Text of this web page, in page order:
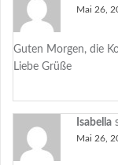
Mai 26,
Guten Morgen, die
Liebe Grüße
Isabella
Mai 26,